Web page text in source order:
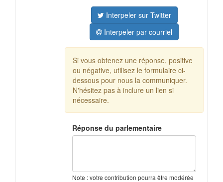
Interpeler sur Twitter
Interpeler par courriel
Si vous obtenez une réponse, positive
ou négative, utilisez le formulaire ci-
dessous pour nous la communiquer.
N'hésitez pas à inclure un lien si
nécessaire.
Réponse du parlementaire
Note : votre contribution pourra être modérée